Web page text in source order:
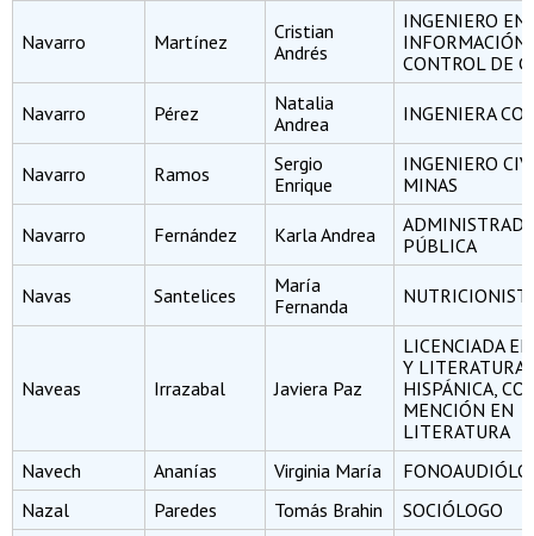
Navarro Martínez
Cristian
Andrés
INGENIERO EN
INFORMACIÓN
CONTROL DE
Navarro Pérez
Natalia
Andrea
INGENIERA
Navarro Ramos
Sergio
Enrique
INGENIERO
MINAS
Navarro Fernández Karla Andrea
PÚBLICA
Navas Santelices
María
Fernanda
Naveas Irrazabal Javiera Paz
LICENCIADA
Y LITERATURA
HISPÁNICA,
MENCIÓN EN
LITERATURA
Navech
Ananías Virginia María
Nazal
Paredes Tomás Brahin SOCIÓLOGO